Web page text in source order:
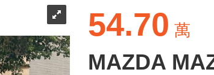
54.70 萬
MAZDA